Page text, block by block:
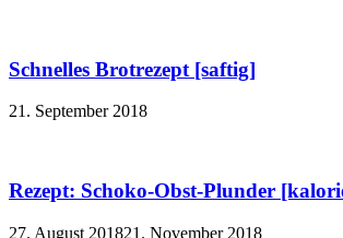
Schnelles Brotrezept [saftig]
21. September 2018
Rezept: Schoko-Obst-Plunder
27. August 201821. November 2018